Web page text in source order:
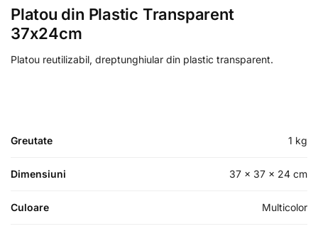
Platou din Plastic Transparent
37x24cm
Platou reutilizabil, dreptunghiular din plastic transparent.
Greutate 1 kg
Dimensiuni 37 × 37 × 24 cm
Culoare Multicolor